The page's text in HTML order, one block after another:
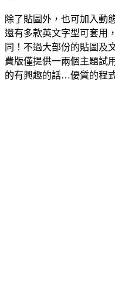
除了貼圖外，也可加入動
還有多款英文字型可套用
同！不過大部份的貼圖及
費版僅提供一兩個主題試
的有興趣的話…優質的程